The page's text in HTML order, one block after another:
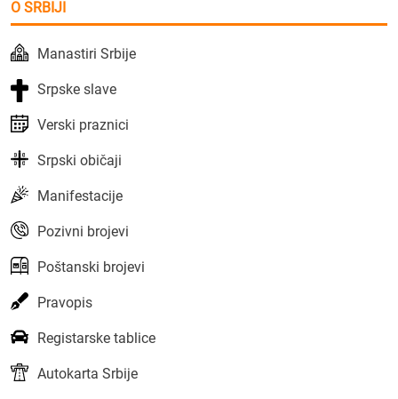
O SRBIJI
Manastiri Srbije
Srpske slave
Verski praznici
Srpski običaji
Manifestacije
Pozivni brojevi
Poštanski brojevi
Pravopis
Registarske tablice
Autokarta Srbije